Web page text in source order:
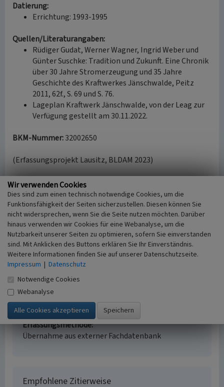
Datierung:
Errichtung: 1993-1995
Quellen/Literaturangaben:
Rüdiger Gudat, Werner Wagner, Ingrid Weber und
Günter Suschke: Tradition und Zukunft. Eine Chronik
über 30 Jahre Stromerzeugung und 35 Jahre
Geschichte des Kraftwerkes Jänschwalde, Peitz
2011, 62f., S. 69 und S. 76.
Lageplan Kraftwerk Jänschwalde, von der Leag zur
Verfügung gestellt am 30.11.2022.
BKM-Nummer:32002650
(Erfassungsprojekt Lausitz, BLDAM 2023)
Kalkstein- und Kreideentladung Kraftwerk
Jänschwalde
Schlagwörter
Kohlekraftwerk
Ort
Neuendorf
Alternativer Ortsname
Nowa Wjas
Fachsicht(en)
Denkmalpflege
Erfassungsmaßstab
Keine Angabe
Erfassungsmethode
Übernahme aus externer Fachdatenbank
Empfohlene Zitierweise
Wir verwenden Cookies
Dies sind zum einen technisch notwendige Cookies, um die
Funktionsfähigkeit der Seiten sicherzustellen. Diesen können Sie
nicht widersprechen, wenn Sie die Seite nutzen möchten. Darüber
hinaus verwenden wir Cookies für eine Webanalyse, um die
Nutzbarkeit unserer Seiten zu optimieren, sofern Sie einverstanden
sind. Mit Anklicken des Buttons erklären Sie Ihr Einverständnis.
Weitere Informationen finden Sie auf unserer Datenschutzseite.
Impressum | Datenschutz
Notwendige Cookies
Webanalyse